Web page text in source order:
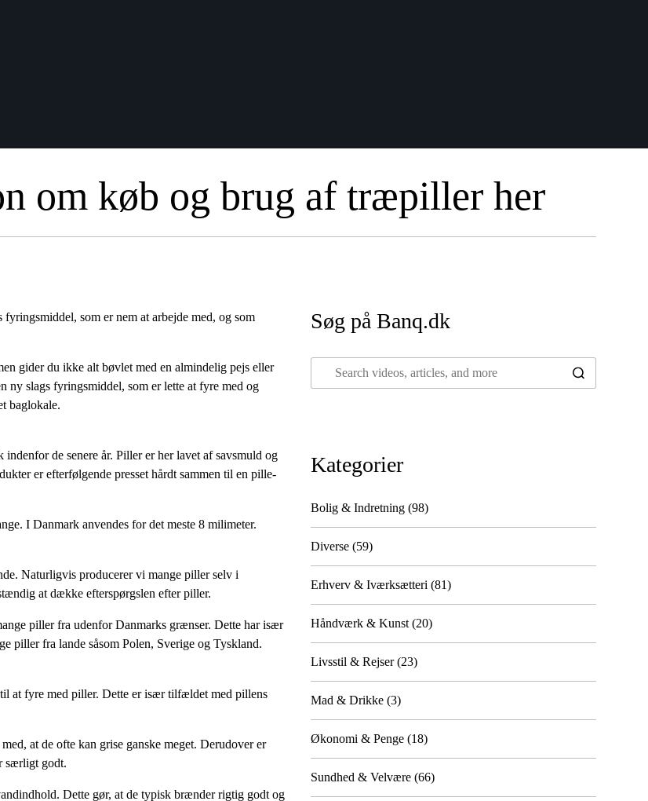
om køb og brug af træpiller her
som er nem at arbejde med, og som
gider du ikke alt bøvlet med en almindelig pejs eller
ny slags fyringsmiddel, som er lette at fyre med og
baglokale.
de senere år. Piller er her lavet af savsmuld og
er efterfølgende presset hårdt sammen til en pille-
I Danmark anvendes for det meste 8 milimeter.
Naturligvis producerer vi mange piller selv i
at dække efterspørgslen efter piller.
piller fra udenfor Danmarks grænser. Dette har især
piller fra lande såsom Polen, Sverige og Tyskland.
at fyre med piller. Dette er især tilfældet med pillens
at de ofte kan grise ganske meget. Derudover er
særligt godt.
Dette gør, at de typisk brænder rigtig godt og
Søg på Banq.dk
Kategorier
Bolig & Indretning (98)
Diverse (59)
Erhverv & Iværksætteri (81)
Håndværk & Kunst (20)
Livsstil & Rejser(23)
Mad & Drikke (3)
Økonomi & Penge (18)
Sundhed & Velvære (66)